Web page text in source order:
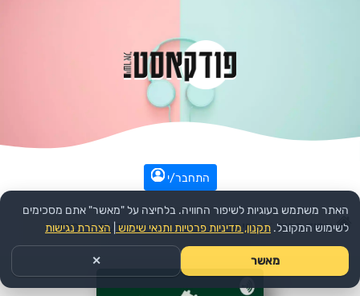
התחבר/י
עמוד הבית >> חינוך >> הפודקאסט: בר-דעת >>פרק
האתר משתמש בעוגיות לשיפור החוויה. בלחיצה על "מאשר" אתם מסכימים
לשימוש המקובל. תקנון, מדיניות פרטיות ותנאי שימוש הצהרת נגישות
מאשר ✕